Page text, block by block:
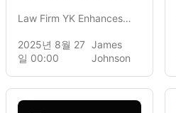
Governance Changes
Law Firm YK Enhances
Strategy by Hiring
Professor Kim Hwa-jin
2025년 8월 27
일 00:00
James
Johnson